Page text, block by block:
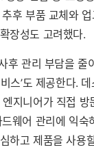
후 부품 교체와
장성도 고려했다.
후 관리 부담을 줄
스’도 제공한다. 데
지니어가 직접 방
웨어 관리에 익숙
하고 제품을 사용